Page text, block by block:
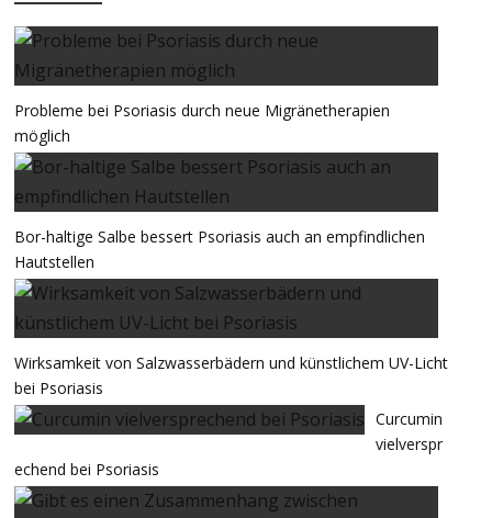
Probleme bei Psoriasis durch neue Migränetherapien
möglich
Bor-haltige Salbe bessert Psoriasis auch an empfindlichen
Hautstellen
Wirksamkeit von Salzwasserbädern und künstlichem UV-Licht
bei Psoriasis
Curcumin
vielverspr
echend bei Psoriasis